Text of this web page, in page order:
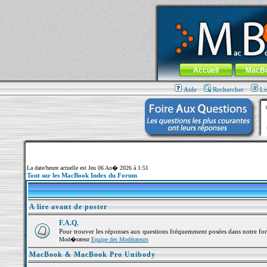
MacBook-fr.com : 100% Apple... 100%
Aller au contenu-Aller au menu
Menu général
Accueil
Aide Rechercher
La date/heure actuelle est Jeu 06 Ao� 2026 à 1:51
Tout sur les MacBook Index du Forum
A lire avant de poster
F.A.Q.
Pour trouver les réponses aux questions fréquemment posées dans notre
Mod�rateurEquipe des Modérateurs
MacBook & MacBook Pro Unibody